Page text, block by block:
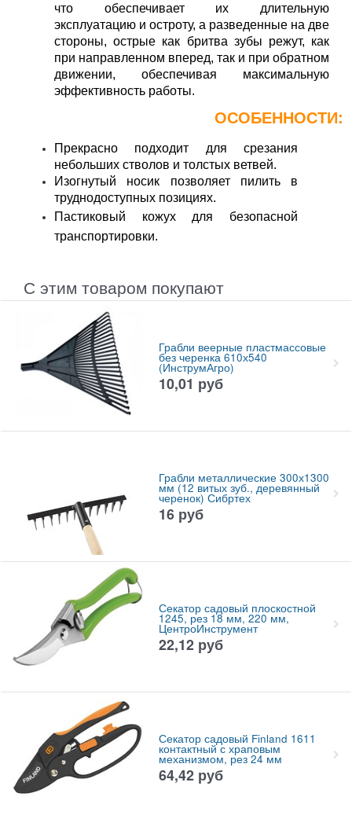
что обеспечивает их длительную
эксплуатацию и остроту, а разведенные на две
стороны, острые как бритва зубы режут, как
при направленном вперед, так и при обратном
движении, обеспечивая максимальную
эффективность работы.
ОСОБЕННОСТИ:
Прекрасно подходит для срезания
небольших стволов и толстых ветвей.
Изогнутый носик позволяет пилить в
труднодоступных позициях.
Пастиковый кожух для безопасной
транспортировки.
С этим товаром покупают
Грабли веерные пластмассовые
без черенка 610х540
(ИнструмАгро)
10,01 руб
Грабли металлические 300х1300
мм (12 витых зуб., деревянный
черенок) Сибртех
16 руб
Секатор садовый плоскостной
1245, рез 18 мм, 220 мм,
ЦентроИнструмент
22,12 руб
Секатор садовый Finland 1611
контактный с храповым
механизмом, рез 24 мм
64,42 руб